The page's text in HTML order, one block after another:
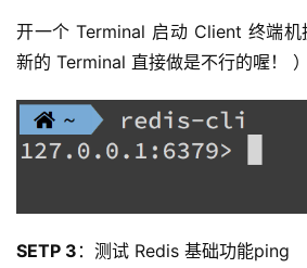
开一个 Terminal 启动 Client 终端
新的 Terminal 直接做是不行的喔！ ）
SETP 3 ：测试 Redis 基础功能ping